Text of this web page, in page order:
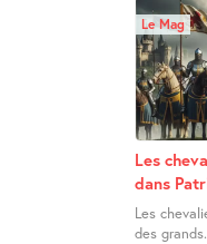
Le Mag
Les
dans
Les
des